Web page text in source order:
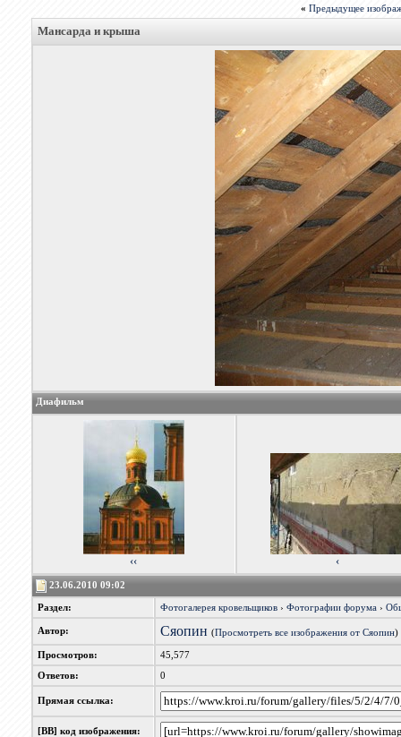
« Предыдущее
Мансарда и крыша
Диафильм
‹‹ ‹
23.06.2010 09:02
Раздел: Фотогалерея кровельщиков› Фотографии форума›
Автор: Сяопин (Просмотреть все изображения от Сяопин)
Просмотров: 45,577
Ответов: 0
Прямая ссылка:
[BB] код изображения: